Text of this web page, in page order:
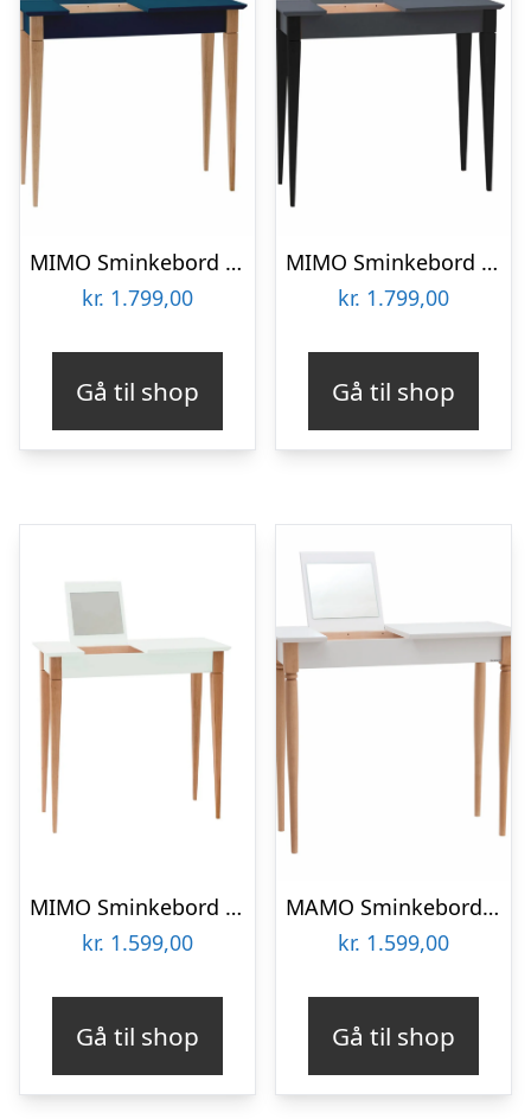
MIMO Sminkebord med spejl – 85x35cm Petrolblå
kr. 1.799,00
Gå til shop
MIMO Sminkebord med spejl – 85×35 cm sorte ben / grafit
kr. 1.799,00
Gå til shop
MIMO Sminkebord med spejl 65x35cm Fleeting Mint
kr. 1.599,00
Gå til shop
MAMO Sminkebord med spejl, 65x35cm, Hvid
kr. 1.599,00
Gå til shop